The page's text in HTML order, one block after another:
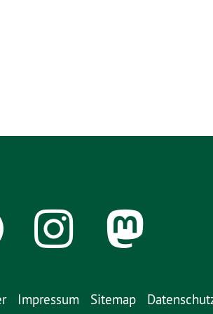
Impressum Sitemap